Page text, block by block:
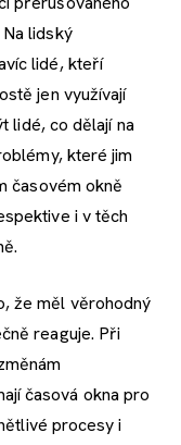
lidský
lidé, kteří
jen využívají
lidé, co dělají na
které jim
časovém okně
i v těch
že měl věrohodný
reaguje. Při
časová okna pro
procesy i